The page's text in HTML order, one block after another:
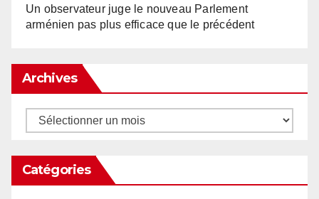
Un observateur juge le nouveau Parlement
arménien pas plus efficace que le précédent
Archives
Archives
Catégories